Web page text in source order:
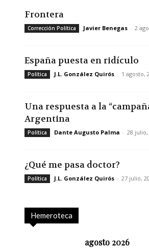
Frontera
Corrección Política Javier Benegas - 2
España puesta en ridículo
Política J.L. González Quirós - 1 agosto,
Una respuesta a la
Argentina
Política Dante Augusto Palma - 28 julio,
¿Qué me pasa doctor?
Política J.L. González Quirós - 27 julio,
Hemeroteca
agosto 2026